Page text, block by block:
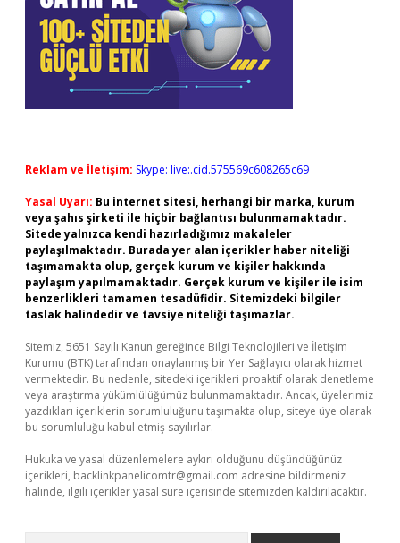
Reklam ve İletişim: Skype: live:.cid.575569c608265c69
Yasal Uyarı: Bu internet sitesi, herhangi bir marka, kurum
veya şahıs şirketi ile hiçbir bağlantısı bulunmamaktadır.
Sitede yalnızca kendi hazırladığımız makaleler
paylaşılmaktadır. Burada yer alan içerikler haber niteliği
taşımamakta olup, gerçek kurum ve kişiler hakkında
paylaşım yapılmamaktadır. Gerçek kurum ve kişiler ile isim
benzerlikleri tamamen tesadüfidir. Sitemizdeki bilgiler
taslak halindedir ve tavsiye niteliği taşımazlar.
Sitemiz, 5651 Sayılı Kanun gereğince Bilgi Teknolojileri ve İletişim
Kurumu (BTK) tarafından onaylanmış bir Yer Sağlayıcı olarak hizmet
vermektedir. Bu nedenle, sitedeki içerikleri proaktif olarak denetleme
veya araştırma yükümlülüğümüz bulunmamaktadır. Ancak, üyelerimiz
yazdıkları içeriklerin sorumluluğunu taşımakta olup, siteye üye olarak
bu sorumluluğu kabul etmiş sayılırlar.
Hukuka ve yasal düzenlemelere aykırı olduğunu düşündüğünüz
içerikleri, backlinkpanelicomtr@gmail.com adresine bildirmeniz
halinde, ilgili içerikler yasal süre içerisinde sitemizden kaldırılacaktır.